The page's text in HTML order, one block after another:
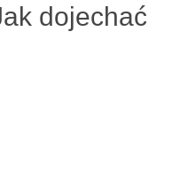
dojechać